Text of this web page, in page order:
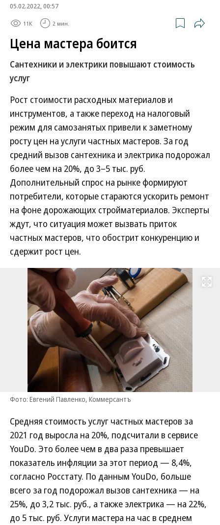
05.02.2022, 00:57
11K 2 мин.
Цена мастера боится
Сантехники и электрики повышают стоимость
услуг
Рост стоимости расходных материалов и
инструментов, а также переход на налоговый
режим для самозанятых привели к заметному
росту цен на услуги частных мастеров. За год
средний вызов сантехника и электрика подорожал
более чем на 20%, до 3–5 тыс. руб.
Дополнительный спрос на рынке формируют
потребители, которые стараются ускорить ремонт
на фоне дорожающих стройматериалов. Эксперты
ждут, что ситуация может вызвать приток
частных мастеров, что обострит конкуренцию и
сдержит рост цен.
Развернуть
Фото: Евгений Павленко, Коммерсантъ
Средняя стоимость услуг частных мастеров за
2021 год выросла на 20%, подсчитали в сервисе
YouDo. Это более чем в два раза превышает
показатель инфляции за этот период — 8,4%,
согласно Росстату. По данным YouDo, больше
всего за год подорожал вызов сантехника — на
25%, до 3,2 тыс. руб., а также электрика — на 22%,
до 5 тыс. руб. Услуги мастера на час в среднем